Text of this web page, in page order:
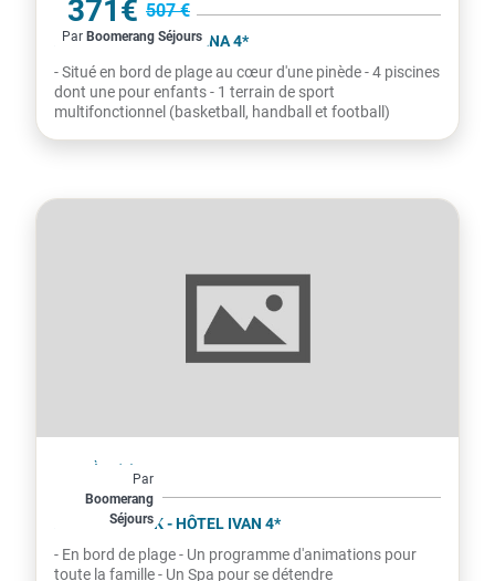
371€ 507 €
par personne
Par Boomerang Séjours
APPARTEMENT MEDENA 4*
- Situé en bord de plage au cœur d'une pinède - 4 piscines
dont une pour enfants - 1 terrain de sport
multifonctionnel (basketball, handball et football)
À partir de
650€
par personne
Par
Boomerang
Séjours
Croatie
AMADRIA PARK - HÔTEL IVAN 4*
- En bord de plage - Un programme d'animations pour
toute la famille - Un Spa pour se détendre